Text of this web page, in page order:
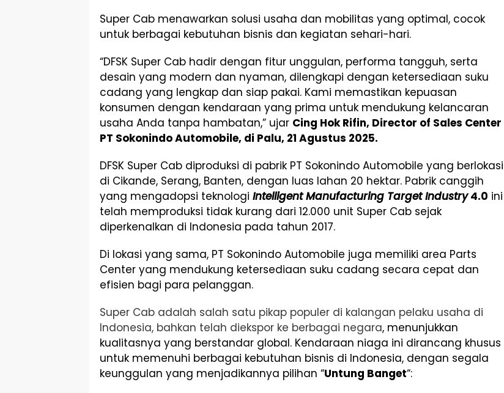
Super Cab menawarkan solusi usaha dan mobilitas yang optimal, cocok
untuk berbagai kebutuhan bisnis dan kegiatan sehari-hari.
“DFSK Super Cab hadir dengan fitur unggulan, performa tangguh, serta
desain yang modern dan nyaman, dilengkapi dengan ketersediaan suku
cadang yang lengkap dan siap pakai. Kami memastikan kepuasan
konsumen dengan kendaraan yang prima untuk mendukung kelancaran
usaha Anda tanpa hambatan,” ujar Cing Hok Rifin, Director of Sales Center
PT Sokonindo Automobile, di Palu, 21 Agustus 2025.
DFSK Super Cab diproduksi di pabrik PT Sokonindo Automobile yang berlokasi
di Cikande, Serang, Banten, dengan luas lahan 20 hektar. Pabrik canggih
yang mengadopsi teknologi Intelligent Manufacturing Target Industry4.0 ini
telah memproduksi tidak kurang dari 12.000 unit Super Cab sejak
diperkenalkan di Indonesia pada tahun 2017.
Di lokasi yang sama, PT Sokonindo Automobile juga memiliki area Parts
Center yang mendukung ketersediaan suku cadang secara cepat dan
efisien bagi para pelanggan.
Super Cab adalah salah satu pikap populer di kalangan pelaku usaha di
Indonesia, bahkan telah diekspor ke berbagai negara, menunjukkan
kualitasnya yang berstandar global. Kendaraan niaga ini dirancang khusus
untuk memenuhi berbagai kebutuhan bisnis di Indonesia, dengan segala
keunggulan yang menjadikannya pilihan “Untung Banget“: